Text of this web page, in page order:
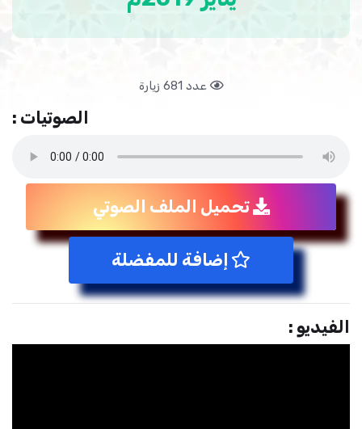
عدد 681 زيارة
الصوتيات :
تحميل الملف الصوتي
إضافة للمفضلة
الفيديو :